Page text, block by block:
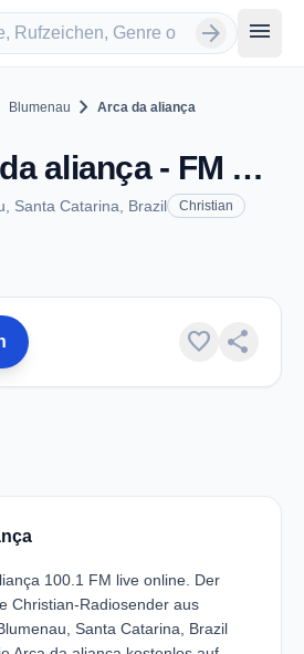
arrow_forward menu
Blumenau chevron_right Arca da aliança
Arca da aliança - FM 100.1 - Blumenau
Santa Catarina, Brazil
Christian
favorite share
100.1 FM live online. Der
Christian-Radiosender aus
Santa Catarina, Brazil